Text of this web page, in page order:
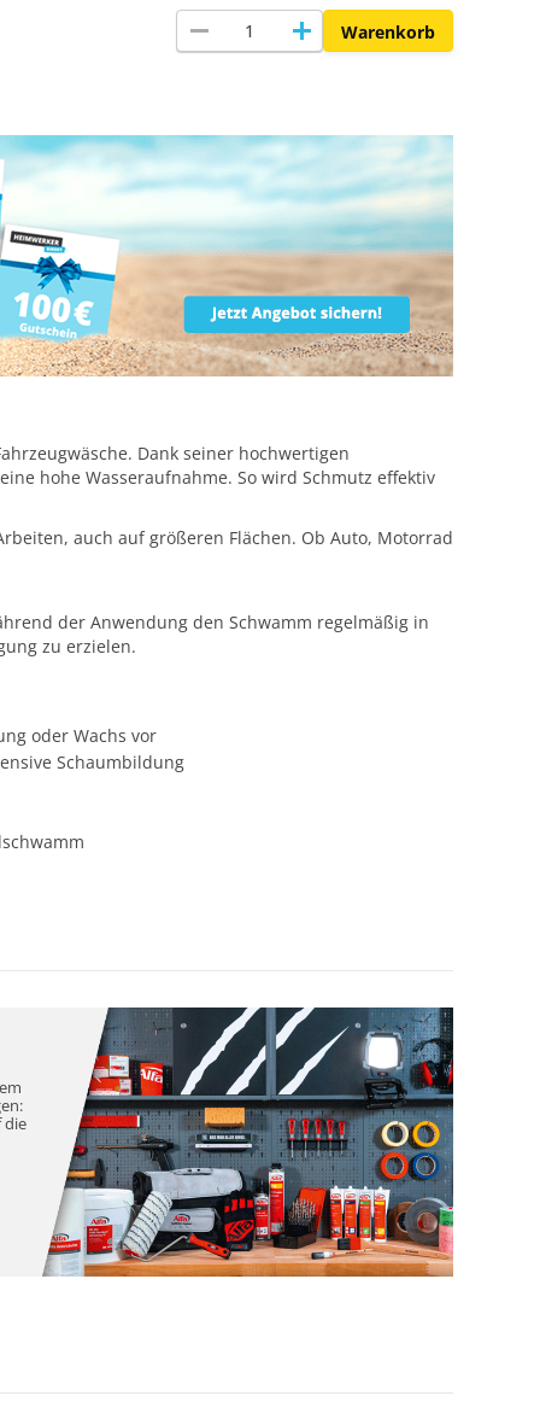
remove add Warenkorb
Dank seiner hochwertigen
hohe Wasseraufnahme. So wird Schmutz effektiv
auch auf größeren Flächen. Ob Auto, Motorrad
der Anwendung den Schwamm regelmäßig in
zu erzielen.
oder Wachs vor
Schaumbildung
die